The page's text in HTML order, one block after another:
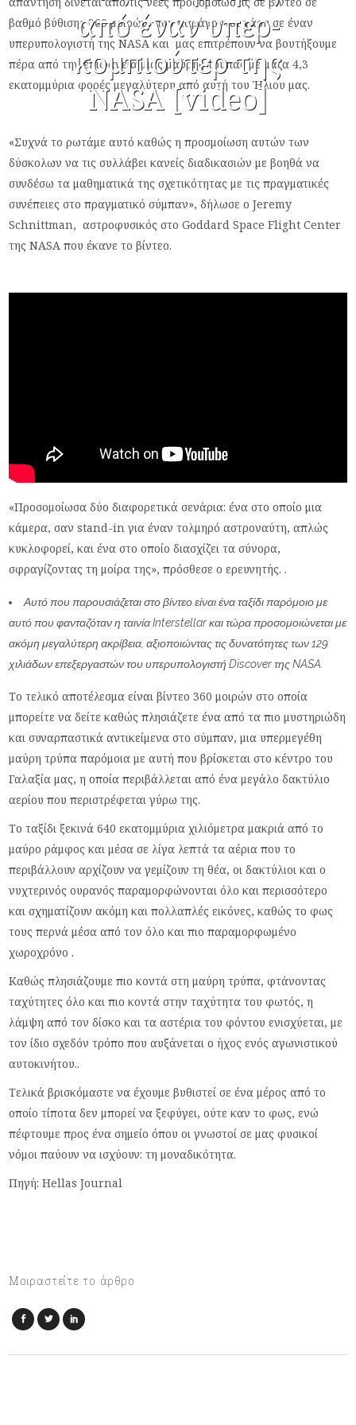
από έναν υπερ-
κομπιούτερ της
NASA [video]
βαθμό βύθισης 360 μοιρών, που παράγονται χάρη σε έναν
υπερυπολογιστή της NASA και μας επιτρέπουν να βουτήξουμε
πέρα ​​από την επιφάνεια μιας μαύρης τρύπας με μάζα 4,3
εκατομμύρια φορές μεγαλύτερη από αυτή του Ήλιου μας.
«Συχνά το ρωτάμε αυτό καθώς η προσμοίωση αυτών των
δύσκολων να τις συλλάβει κανείς διαδικασιών με βοηθά να
συνδέσω τα μαθηματικά της σχετικότητας με τις πραγματικές
συνέπειες στο πραγματικό σύμπαν», δήλωσε ο Jeremy
Schnittman, αστροφυσικός στο Goddard Space Flight Center
της NASA που έκανε το βίντεο.
«Προσομοίωσα δύο διαφορετικά σενάρια: ένα στο οποίο μια
κάμερα, σαν stand-in για έναν τολμηρό αστροναύτη, απλώς
κυκλοφορεί, και ένα στο οποίο διασχίζει τα σύνορα,
σφραγίζοντας τη μοίρα της», πρόσθεσε ο ερευνητής. .
Αυτό που παρουσιάζεται στο βίντεο είναι ένα ταξίδι παρόμοιο με
αυτό που φανταζόταν η ταινία Interstellar και τώρα προσομοιώνεται με
ακόμη μεγαλύτερη ακρίβεια, αξιοποιώντας τις δυνατότητες των 129
χιλιάδων επεξεργαστών του υπερυπολογιστή Discover της NASA.
Το τελικό αποτέλεσμα είναι βίντεο 360 μοιρών στο οποία
μπορείτε να δείτε καθώς πλησιάζετε ένα από τα πιο μυστηριώδη
και συναρπαστικά αντικείμενα στο σύμπαν, μια υπερμεγέθη
μαύρη τρύπα παρόμοια με αυτή που βρίσκεται στο κέντρο του
Γαλαξία μας, η οποία περιβάλλεται από ένα μεγάλο δακτύλιο
αερίου που περιστρέφεται γύρω της.
Το ταξίδι ξεκινά 640 εκατομμύρια χιλιόμετρα μακριά από το
μαύρο ράμφος και μέσα σε λίγα λεπτά τα αέρια που το
περιβάλλουν αρχίζουν να γεμίζουν τη θέα, οι δακτύλιοι και ο
νυχτερινός ουρανός παραμορφώνονται όλο και περισσότερο
και σχηματίζουν ακόμη και πολλαπλές εικόνες, καθώς το φως
τους περνά μέσα από τον όλο και πιο παραμορφωμένο
χωροχρόνο .
Καθώς πλησιάζουμε πιο κοντά στη μαύρη τρύπα, φτάνοντας
ταχύτητες όλο και πιο κοντά στην ταχύτητα του φωτός, η
λάμψη από τον δίσκο και τα αστέρια του φόντου ενισχύεται, με
τον ίδιο σχεδόν τρόπο που αυξάνεται ο ήχος ενός αγωνιστικού
αυτοκινήτου..
Τελικά βρισκόμαστε να έχουμε βυθιστεί σε ένα μέρος από το
οποίο τίποτα δεν μπορεί να ξεφύγει, ούτε καν το φως, ενώ
πέφτουμε προς ένα σημείο όπου οι γνωστοί σε μας φυσικοί
νόμοι παύουν να ισχύουν: τη μοναδικότητα.
Πηγή: Hellas Journal
Μοιραστείτε το άρθρο